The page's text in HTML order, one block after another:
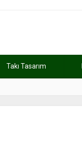
Takı Tasarım